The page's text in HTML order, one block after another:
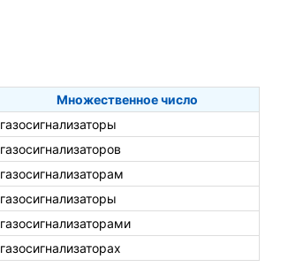
Множественное число
газосигнализаторы
газосигнализаторов
газосигнализаторам
газосигнализаторы
газосигнализаторами
газосигнализаторах